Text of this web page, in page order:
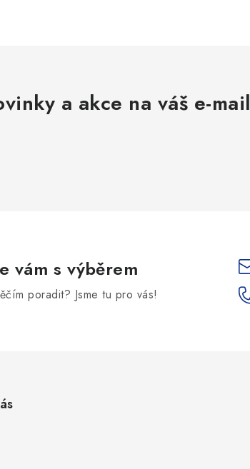
a akce na váš e-mail
vám s výběrem
poradit? Jsme tu pro vás!